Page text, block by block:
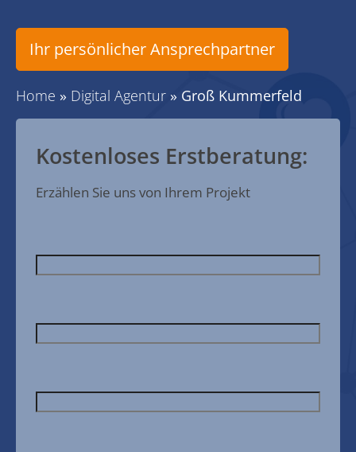
Ihr persönlicher Ansprechpartner
Home » Digital Agentur » Groß Kummerfeld
Kostenloses Erstberatung:
Erzählen Sie uns von Ihrem Projekt